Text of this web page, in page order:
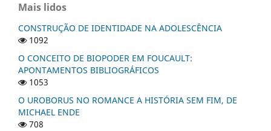
Mais lidos
CONSTRUÇÃO DE IDENTIDADE NA ADOLESCÊNCIA
1092
O CONCEITO DE BIOPODER EM FOUCAULT:
APONTAMENTOS BIBLIOGRÁFICOS
1053
O UROBORUS NO ROMANCE A HISTÓRIA SEM FIM, DE
MICHAEL ENDE
708